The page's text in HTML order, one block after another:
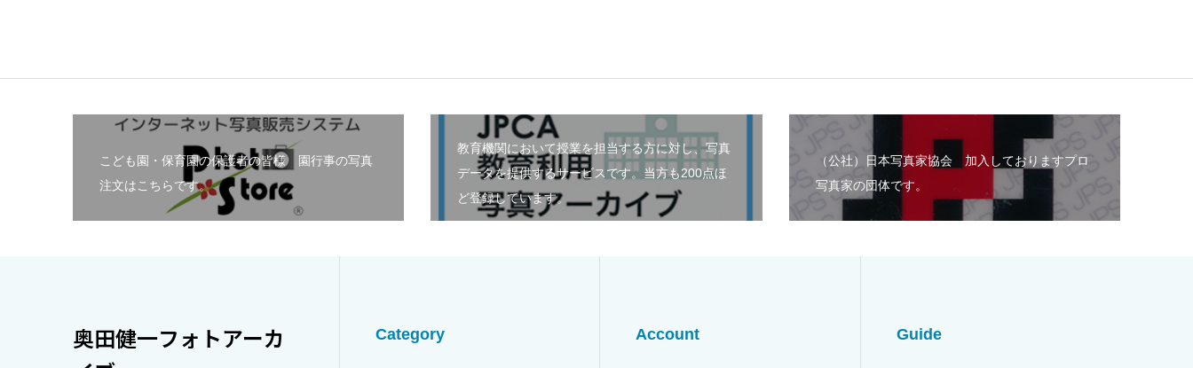
こども園・保育園の保護者の皆様 園行事の写真
注文はこちらです。
教育機関において授業を担当する方に対し、写真
データを提供するサービスです。当方も200点ほ
ど登録しています。
（公社）日本写真家協会 加入しておりますプロ
写真家の団体です。
奥田健一フォトアーカ
Category Account Guide